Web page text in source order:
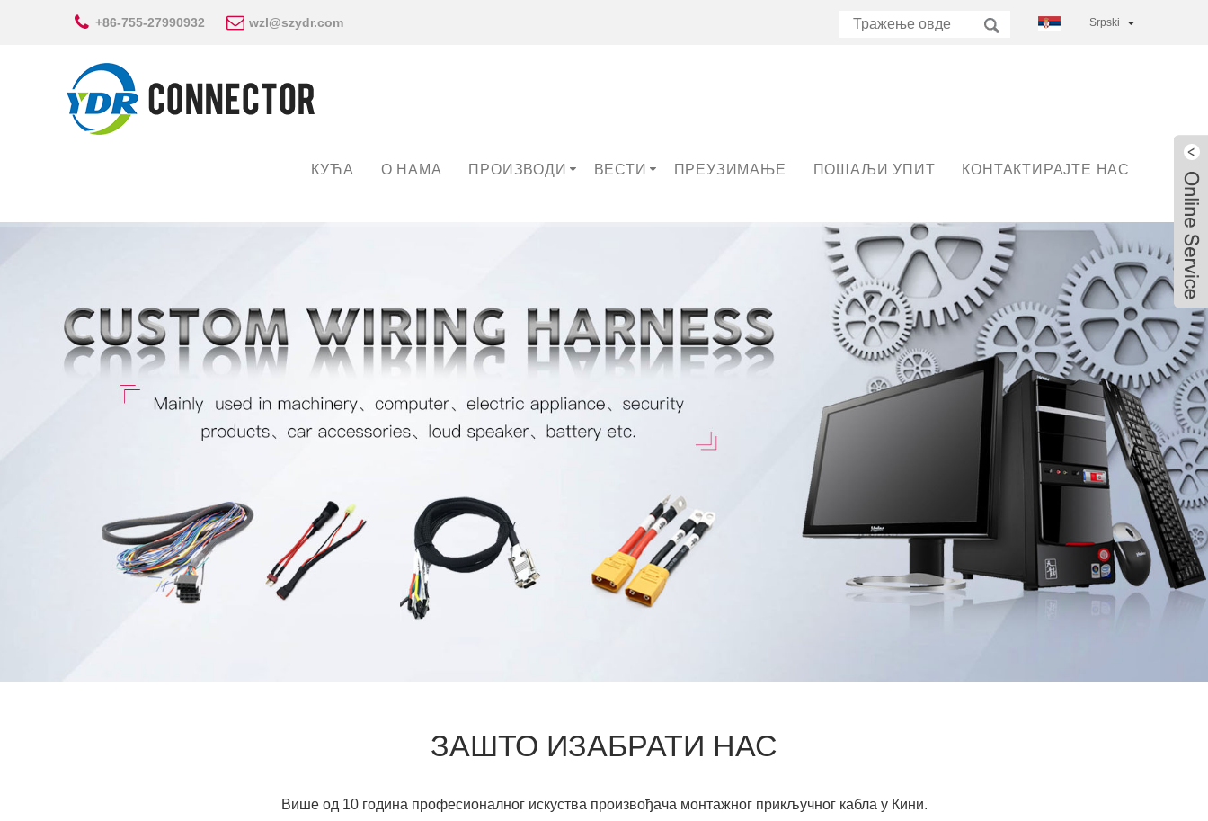
+86-755-27990932 wzl@szydr.com
Srpski
КУЋА О НАМА ПРОИЗВОДИ ВЕСТИ ПРЕУЗИМАЊЕ ПОШАЉИ УПИТ КОНТАКТИРАЈТЕ НАС
ЗАШТО ИЗАБРАТИ НАС
Више од 10 година професионалног искуства произвођача монтажног прикључног кабла у Кини.